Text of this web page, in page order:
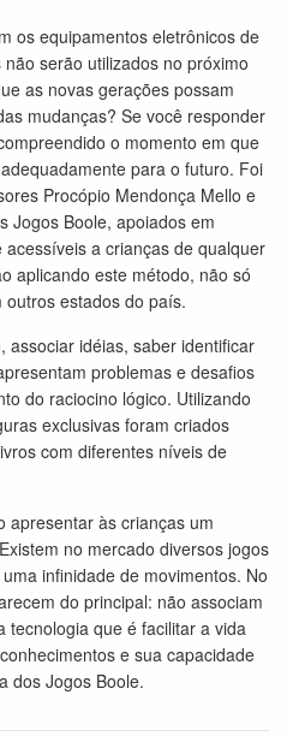
os equipamentos eletrônicos de
serão utilizados no próximo
as novas gerações possam
mudanças? Se você responder
o momento em que
para o futuro. Foi
Procópio Mendonça Mello e
Jogos Boole, apoiados em
a crianças de qualquer
aplicando este método, não só
estados do país.
associar idéias, saber identificar
problemas e desafios
do raciocino lógico. Utilizando
exclusivas foram criados
com diferentes níveis de
apresentar às crianças um
no mercado diversos jogos
infinidade de movimentos. No
do principal: não associam
tecnologia que é facilitar a vida
e sua capacidade
dos Jogos Boole.